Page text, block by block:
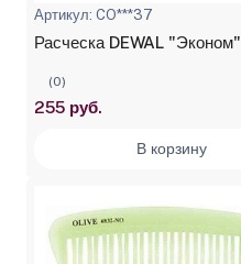
Артикул: CO***37
Расческа DEWAL
(0)
255 руб.
В корзину